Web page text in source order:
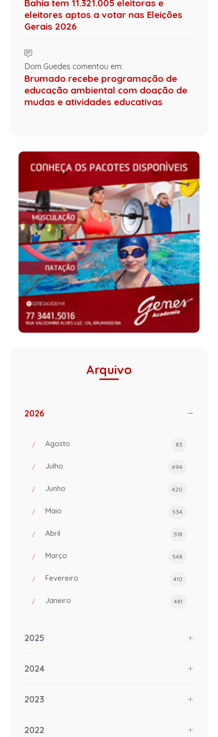
Bahia tem 11.321.005 eleitoras e
eleitores aptos a votar nas Eleições
Gerais 2026
Dom Guedes comentou em:
Brumado recebe programação de
educação ambiental com doação de
mudas e atividades educativas
Arquivo
2026
Agosto 83
Julho 494
Junho 420
Maio 534
Abril 518
Março 548
Fevereiro 410
Janeiro 481
2025
2024
2023
2022